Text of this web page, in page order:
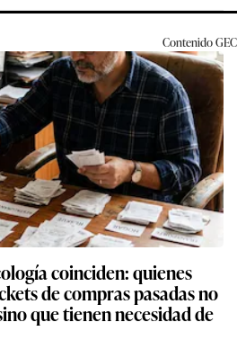
ContenidoGEC
coinciden: quienes
de compras pasadas no
que tienen necesidad de